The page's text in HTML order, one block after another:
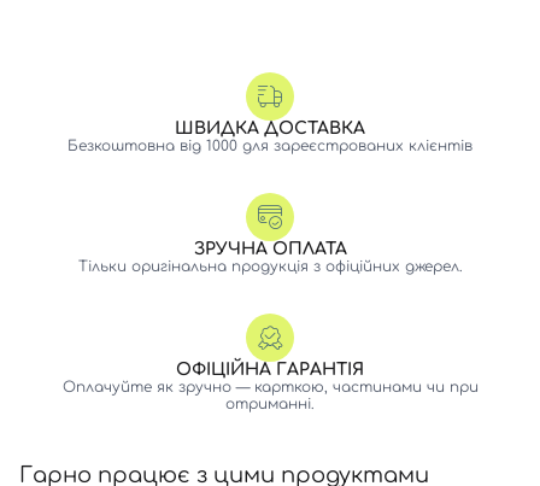
ШВИДКА ДОСТАВКА
Безкоштовна від 1000 для зареєстрованих клієнтів
ЗРУЧНА ОПЛАТА
Тільки оригінальна продукція з офіційних джерел.
ОФІЦІЙНА ГАРАНТІЯ
Оплачуйте як зручно — карткою, частинами чи при
отриманні.
Гарно працює з цими продуктами